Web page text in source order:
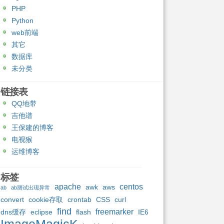
PHP
Python
web前端
其它
数据库
未分类
链接表
QQ地带
吉他谱
王保建的博客
电视猴
运维博客
标签
ab ab测试出现异常 apache awk aws centos
convert cookie存取 crontab CSS curl
dns缓存 eclipse find flash freemarker IE6